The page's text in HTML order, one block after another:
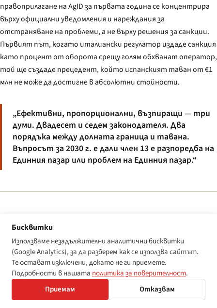
правоприлагане на AgID за първата година се концентрира
върху официални уведомления и нареждания за
отстраняване на проблеми, а не върху решения за санкции.
Първият път, когато италиански регулатор издаде санкция
като процент от оборота срещу голям обхванат оператор,
той ще създаде прецедент, който испанският таван от €1
млн не може да достигне в абсолютни стойности.
„Ефективни, пропорционални, възпиращи — три
думи. Двадесет и седем законодателя. Два
порядъка между долната граница и тавана.
Въпросът за 2030 г. е дали член 13 е разпоредба на
Единния пазар или проблем на Единния пазар.“
Дневният множител за продължаващо
нарушение
Заглавните тавани са само половината от картината на
член 13. Седем държави членки — Германия, Франция, Испания,
Италия, Нидерландия, Португалия и Белгия — прилагат
дневна санкция за продължаващо нарушение в допълнение
Бисквитки
Използваме незадължителни аналитични бисквитки
(Google Analytics), за да разберем как се използва сайтът.
Те остават изключени, докато не ги приемете.
Подробности в нашата политика за поверителност.
Приемам
Отказвам